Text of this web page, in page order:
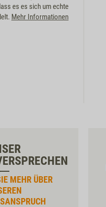
es es sich um echte
Mehr Informationen
MEHR ÜBER